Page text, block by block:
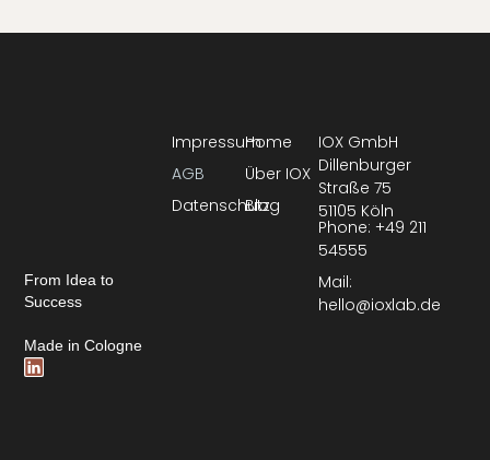
From Idea to
Success
Made in Cologne
Home
Über IOX
Blog
Impressum
AGB
Datenschutz
IOX GmbH
Dillenburger
Straße 75
51105 Köln
Phone: +49 211
54555
Mail:
hello@ioxlab.de